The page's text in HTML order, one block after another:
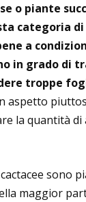
o piante
categoria di
a
in grado di
troppe
aspetto
la quantità di
sono
maggior